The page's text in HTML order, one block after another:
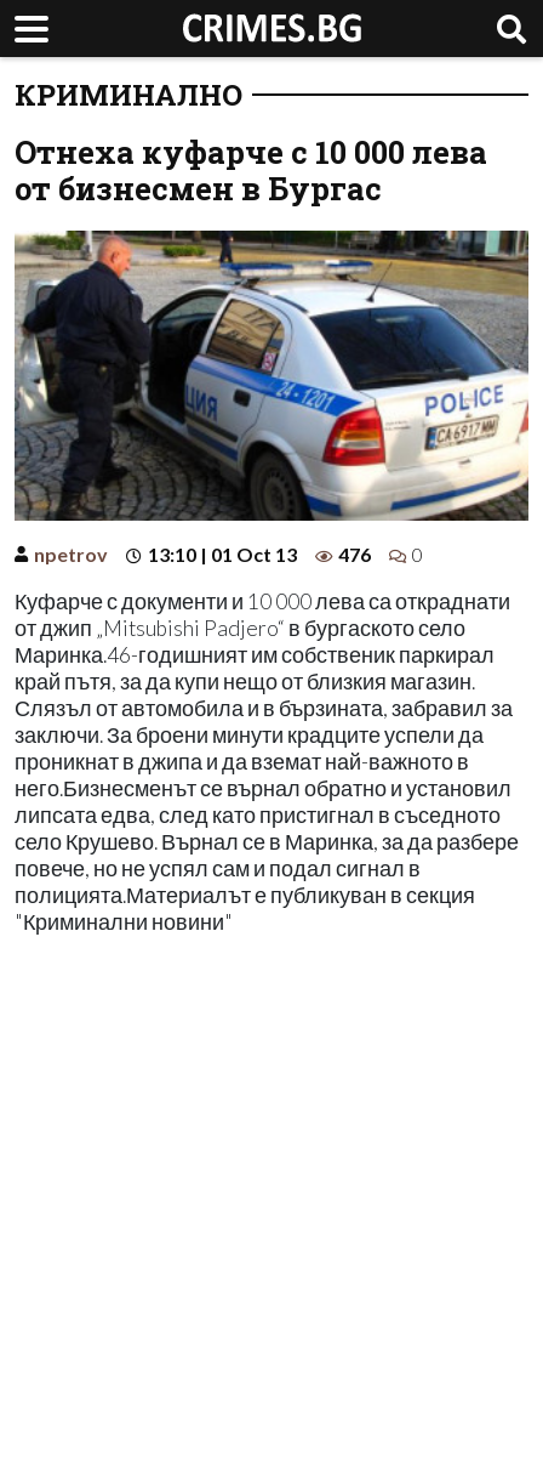
КРИМИНАЛНО
Отнеха куфарче с 10 000 лева
от бизнесмен в Бургас
npetrov 13:10 | 01 Oct 13 476 0
Куфарче с документи и 10 000 лева са откраднати
от джип „Mitsubishi Padjero“ в бургаското село
Маринка.46-годишният им собственик паркирал
край пътя, за да купи нещо от близкия магазин.
Слязъл от автомобила и в бързината, забравил за
заключи. За броени минути крадците успели да
проникнат в джипа и да вземат най-важното в
него.Бизнесменът се върнал обратно и установил
липсата едва, след като пристигнал в съседното
село Крушево. Върнал се в Маринка, за да разбере
повече, но не успял сам и подал сигнал в
полицията.Материалът е публикуван в секция
"Криминални новини"